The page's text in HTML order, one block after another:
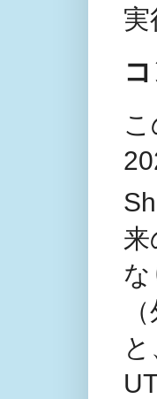
来
な